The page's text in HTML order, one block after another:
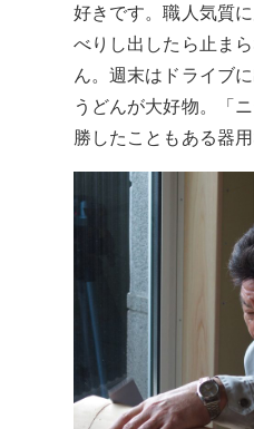
好きです。職人気質
べりし出したら止ま
ん。週末はドライブ
うどんが大好物。「
勝したこともある器用